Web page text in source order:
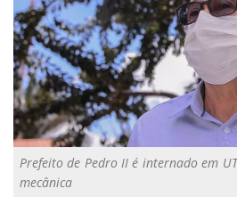
Prefeito de Pedro II é internado em
mecânica